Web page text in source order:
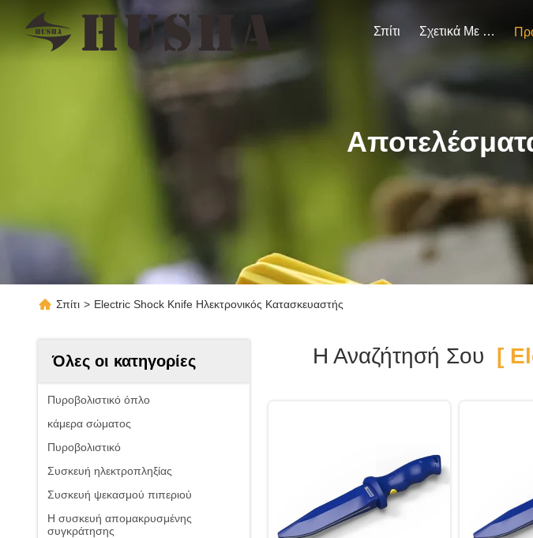
Σπίτι Σχετικά Με Εμάς
Σπίτι > Electric Shock Knife Ηλεκτρονικός Κατασκευαστής
Όλες οι κατηγορίες
Πυροβολιστικό όπλο
κάμερα σώματος
Πυροβολιστικό
Συσκευή ηλεκτροπληξίας
Συσκευή ψεκασμού πιπεριού
Η συσκευή απομακρυσμένης
συγκράτησης
Η Αναζήτησή Σου [